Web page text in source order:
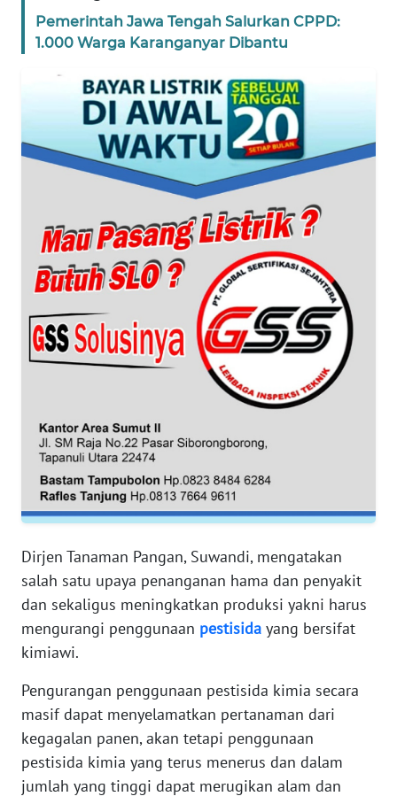
Pemerintah Jawa Tengah Salurkan CPPD:
1.000 Warga Karanganyar Dibantu
Dirjen Tanaman Pangan, Suwandi, mengatakan
salah satu upaya penanganan hama dan penyakit
dan sekaligus meningkatkan produksi yakni harus
mengurangi penggunaan pestisida yang bersifat
kimiawi.
Pengurangan penggunaan pestisida kimia secara
masif dapat menyelamatkan pertanaman dari
kegagalan panen, akan tetapi penggunaan
pestisida kimia yang terus menerus dan dalam
jumlah yang tinggi dapat merugikan alam dan
DISCLAIMER
WN
WN
JAKARTA
WN
WN
WN
NTT
WN
KEPRI
WN
PAPUA
PAPUA
BARAT
WN
RIAU
WN
SERAMBI